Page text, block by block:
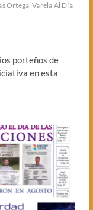
Ortega Varela Al Día
porteños de
en esta